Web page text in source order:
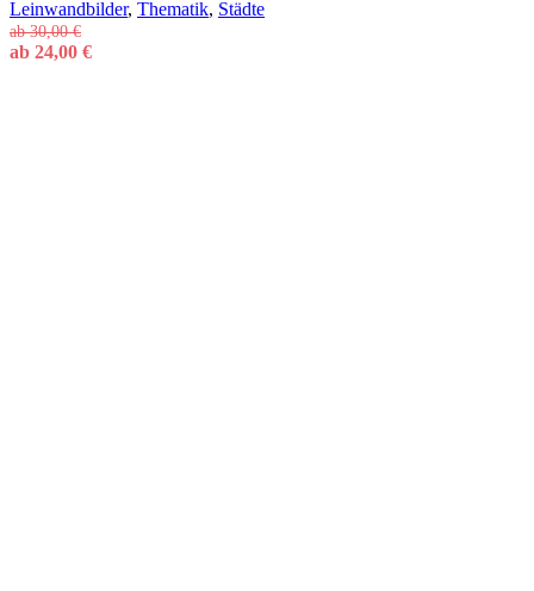
Leinwandbilder, Thematik, Städte
ab30,00€
ab 24,00 €